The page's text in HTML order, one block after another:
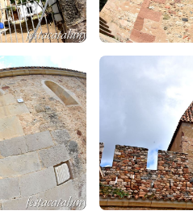
un costat sobre mènsules
un escut de Catalunya,
per una capella del segle
evangelistes. La
clau de volta té
en un dels seus murs, de
i hi ha marques per a les
l'Àngelus a la línia de les 12. El
monogrames de Jesús (sobre
el carreu inferior hi ha decoració